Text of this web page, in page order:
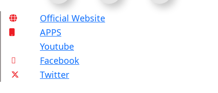
Online News Portal
Official Website
APPS
Youtube
Facebook
Twitter